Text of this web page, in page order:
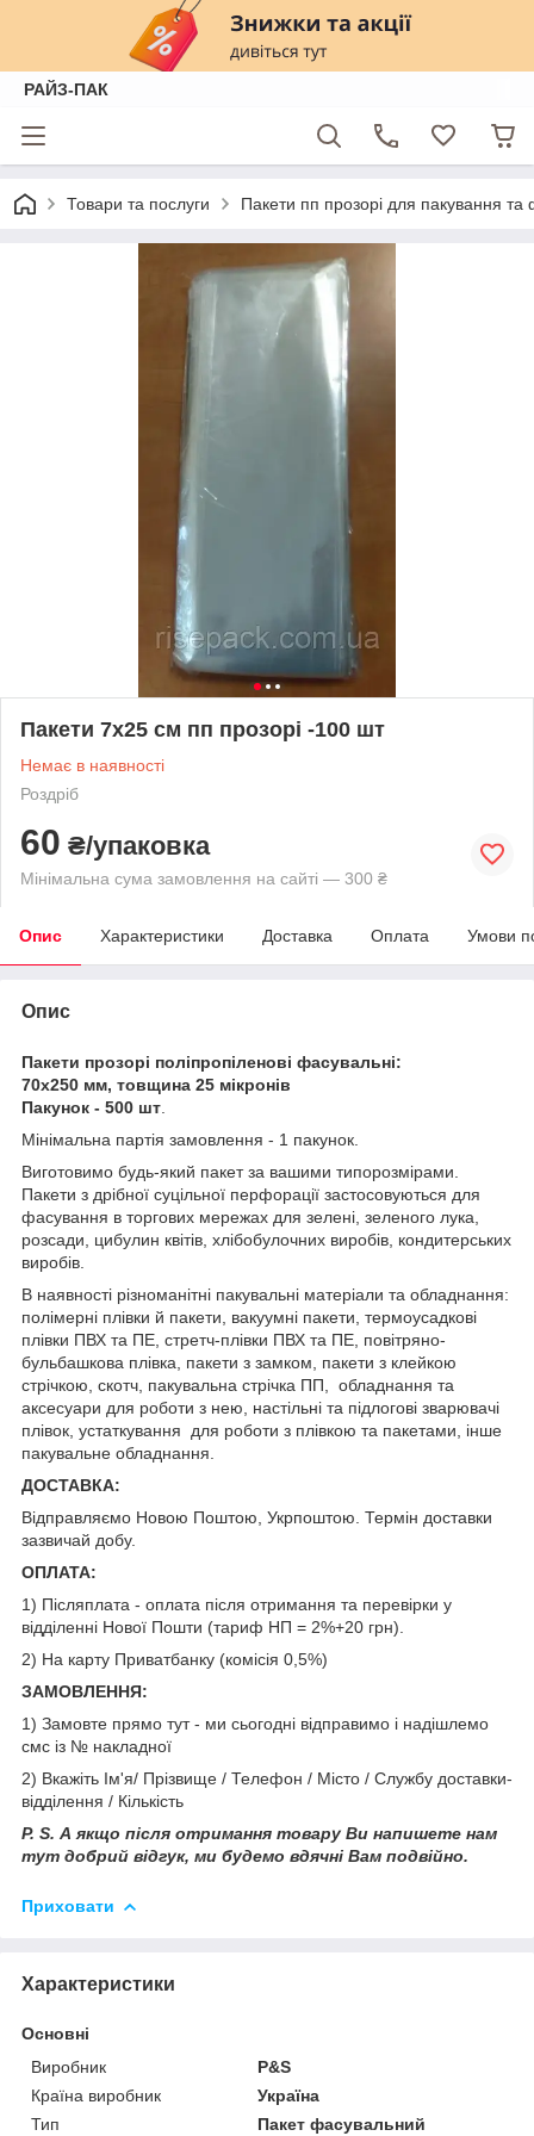
РАЙЗ-ПАК
Товари та послуги Пакети пп прозорі для пакування та
Пакети 7х25 см пп прозорі -100 шт
Немає в наявності
Роздріб
60 ₴/упаковка
Мінімальна сума замовлення на сайті — 300 ₴
Опис Характеристики Доставка Оплата Умови
Опис
Пакети прозорі поліпропіленові фасувальні:
70х250 мм, товщина 25 мікронів
Пакунок - 500 шт
Мінімальна партія замовлення - 1 пакунок.
Виготовимо будь-який пакет за вашими типорозмірами.
Пакети з дрібної суцільної перфорації застосовуються для
фасування в торгових мережах для зелені, зеленого лука,
розсади, цибулин квітів, хлібобулочних виробів, кондитерських
виробів.
В наявності різноманітні пакувальні матеріали та обладнання:
полімерні плівки й пакети, вакуумні пакети, термоусадкові
плівки ПВХ та ПЕ, стретч-плівки ПВХ та ПЕ, повітряно-
бульбашкова плівка, пакети з замком, пакети з клейкою
стрічкою, скотч, пакувальна стрічка ПП, обладнання та
аксесуари для роботи з нею, настільні та підлогові зварювачі
плівок, устаткування для роботи з плівкою та пакетами, інше
пакувальне обладнання.
ДОСТАВКА:
Відправляємо Новою Поштою, Укрпоштою. Термін доставки
зазвичай добу.
ОПЛАТА:
1) Післяплата - оплата після отримання та перевірки у
відділенні Нової Пошти (тариф НП = 2%+20 грн).
2) На карту Приватбанку (комісія 0,5%)
ЗАМОВЛЕННЯ:
1) Замовте прямо тут - ми сьогодні відправимо і надішлемо
смс із № накладної
2) Вкажіть Ім'я/ Прізвище / Телефон / Місто / Службу доставки-
відділення / Кількість
P. S. А якщо після отримання товару Ви напишете нам
тут добрий відгук, ми будемо вдячні Вам подвійно.
Приховати
Характеристики
Основні
Виробник
P&S
Країна виробник
Україна
Тип
Пакет фасувальний